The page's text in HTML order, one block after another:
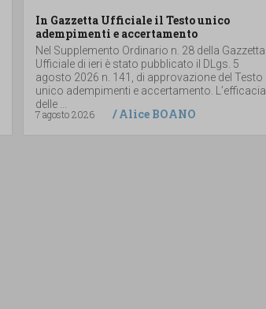
In Gazzetta Ufficiale il Testo unico
adempimenti e accertamento
Nel Supplemento Ordinario n. 28 della Gazzetta
Ufficiale di ieri è stato pubblicato il DLgs. 5
agosto 2026 n. 141, di approvazione del Testo
unico adempimenti e accertamento. L’efficacia
delle ...
7 agosto 2026
/Alice BOANO